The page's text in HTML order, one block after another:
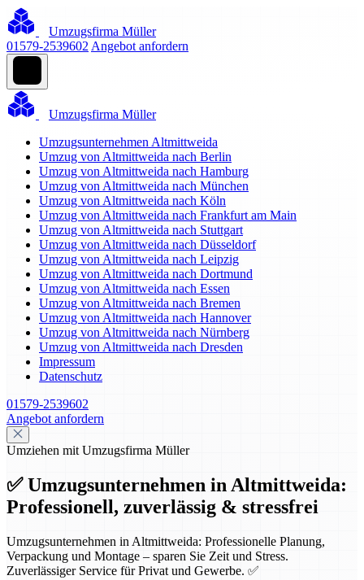
Umzugsfirma Müller
01579-2539602 Angebot anfordern
Umzugsfirma Müller
Umzugsunternehmen Altmittweida
Umzug von Altmittweida nach Berlin
Umzug von Altmittweida nach Hamburg
Umzug von Altmittweida nach München
Umzug von Altmittweida nach Köln
Umzug von Altmittweida nach Frankfurt am Main
Umzug von Altmittweida nach Stuttgart
Umzug von Altmittweida nach Düsseldorf
Umzug von Altmittweida nach Leipzig
Umzug von Altmittweida nach Dortmund
Umzug von Altmittweida nach Essen
Umzug von Altmittweida nach Bremen
Umzug von Altmittweida nach Hannover
Umzug von Altmittweida nach Nürnberg
Umzug von Altmittweida nach Dresden
Impressum
Datenschutz
01579-2539602
Angebot anfordern
Umziehen mit Umzugsfirma Müller
✅ Umzugsunternehmen in Altmittweida:
Professionell, zuverlässig & stressfrei
Umzugsunternehmen in Altmittweida: Professionelle Planung,
Verpackung und Montage – sparen Sie Zeit und Stress.
Zuverlässiger Service für Privat und Gewerbe. ✅